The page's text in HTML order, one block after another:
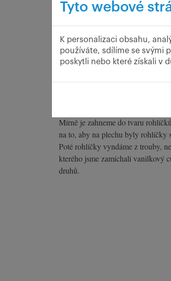
na které se chodí tajně
Postup
Mírně je zahneme do tvaru
na to, aby na plechu byly rohlíčky
Poté rohlíčky vyndáme z trouby,
kterého jsme zamíchali vanilkový
druhů.
Tyto webové
K personalizaci obsahu,
používáte, sdílíme se svými
poskytli nebo které získali v